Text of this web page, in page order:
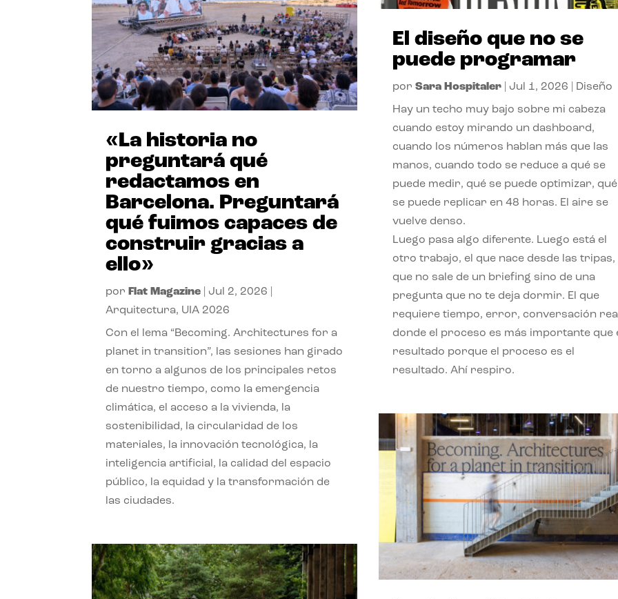
«La historia no
preguntará qué
redactamos en
Barcelona. Preguntará
qué fuimos capaces de
construir gracias a
ello»
por Flat Magazine Jul 2, 2026
Arquitectura, UIA 2026
Con el lema “Becoming. Architectures for a
planet in transition”, las sesiones han girado
en torno a algunos de los principales retos
de nuestro tiempo, como la emergencia
climática, el acceso a la vivienda, la
sostenibilidad, la circularidad de los
materiales, la innovación tecnológica, la
inteligencia artificial, la calidad del espacio
público, la equidad y la transformación de
las ciudades.
El diseño que no se
puede programar
por Sara Hospitaler| Jul 1, 2026 Diseño
Hay un techo muy bajo sobre mi cabeza
cuando estoy mirando un dashboard,
cuando los números hablan más que las
manos, cuando todo se reduce a qué se
puede medir, qué se puede optimizar, qué
se puede replicar en 48 horas. El aire se
vuelve denso.
Luego pasa algo diferente. Luego está el
otro trabajo, el que nace desde las tripas,
que no sale de un briefing sino de una
pregunta que no te deja dormir. El que
requiere tiempo, error, conversación
donde el proceso es más importante que
resultado porque el proceso es el
resultado. Ahí respiro.